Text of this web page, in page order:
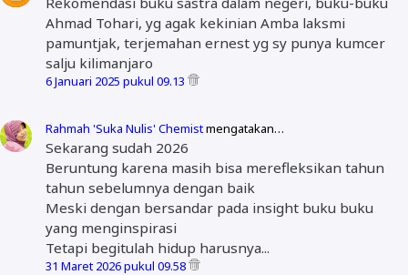
Ahmad Tohari, yg agak kekinian Amba laksmi
pamuntjak, terjemahan ernest yg sy punya kumcer
salju kilimanjaro
6 Januari 2025 pukul 09.13
Rahmah 'Suka Nulis' Chemistmengatakan…
Sekarang sudah 2026
Beruntung karena masih bisa merefleksikan tahun
tahun sebelumnya dengan baik
Meski dengan bersandar pada insight buku buku
yang menginspirasi
Tetapi begitulah hidup harusnya...
31 Maret 2026 pukul 09.58